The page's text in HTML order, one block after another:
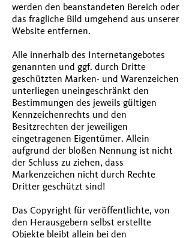
werden den beanstandeten Bereich oder
das fragliche Bild umgehend aus unserer
Website entfernen.
Alle innerhalb des Internetangebotes
genannten und ggf. durch Dritte
geschützten Marken- und Warenzeichen
unterliegen uneingeschränkt den
Bestimmungen des jeweils gültigen
Kennzeichenrechts und den
Besitzrechten der jeweiligen
eingetragenen Eigentümer. Allein
aufgrund der bloßen Nennung ist nicht
der Schluss zu ziehen, dass
Markenzeichen nicht durch Rechte
Dritter geschützt sind!
Das Copyright für veröffentlichte, von
den Herausgebern selbst erstellte
Objekte bleibt allein bei den